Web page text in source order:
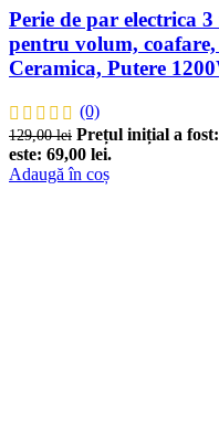
Perie de par electrica
pentru volum,
Ceramica, Putere
(0)
129,00lei Prețul inițial a
este: 69,00 lei.
Adaugă în coș